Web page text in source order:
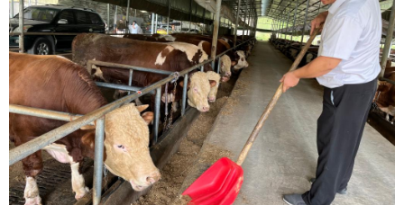
English Español Français عربى
Русский язык 日本語 한국어
Deutsch Português